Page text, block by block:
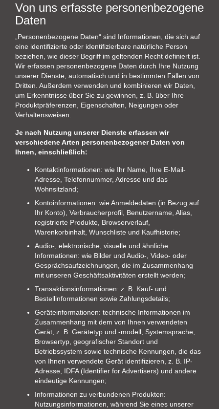
Von uns erfasste personenbezogene
Daten
„Personenbezogene Daten“ sind Informationen, die sich auf
eine identifizierte oder identifizierbare natürliche Person
beziehen, wie dieser Begriff im geltenden Recht definiert ist.
Wir erfassen personenbezogene Daten durch Ihre Nutzung
unserer Dienste, automatisch und in bestimmten Fällen von
Dritten. Außerdem verwenden und kombinieren wir Daten,
um Erkenntnisse über Sie zu gewinnen, z. B. über Ihre
Produktpräferenzen, Eigenschaften, Neigungen oder
Verhaltensweisen.
Je nach Nutzung unserer Dienste erfassen wir
verschiedene Arten personenbezogener Daten von
Ihnen, einschließlich:
Kontaktinformationen: wie Ihr Name, Ihre E-Mail-
Adresse, Telefonnummer, Adresse und das
Wohnsitzland;
Kontoinformationen: wie Anmeldedaten (in Bezug auf
Ihr Konto), Verbraucherprofil, Benutzername, Alias,
registrierte Produkte, Browserverlauf,
Warenkorbinhalt, Wunschliste und Kaufhistorie;
Audio-, elektronische, visuelle und ähnliche
Informationen: wie Bilder und Audio-, Video- oder
Gesprächsaufzeichnungen, die im Zusammenhang
mit unseren Geschäftsaktivitäten erstellt werden;
Transaktionsinformationen: z. B. Kauf- und
Bestellinformationen sowie Zahlungsdetails;
Geräteinformationen: technische Informationen im
Zusammenhang mit dem von Ihnen verwendeten
Gerät, z. B. Gerätetyp und -modell, Systemsprache,
Browsertyp, geografischer Standort und
Betriebssystem sowie technische Kennungen, die das
von Ihnen verwendete Gerät identifizieren, z. B. IP-
Adresse, IDFA (Identifier for Advertisers) und andere
eindeutige Kennungen;
Informationen zu verbundenen Produkten:
Nutzungsinformationen, während Sie eines unserer